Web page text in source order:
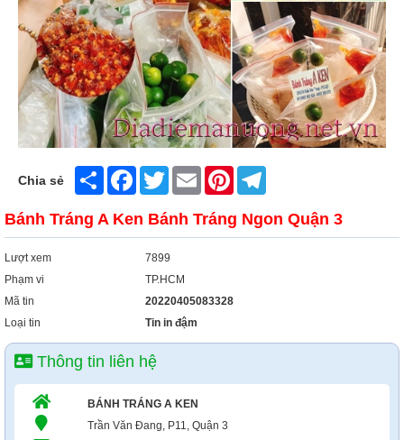
Chia sẻ Share FacebookTwitter Email Pinterest
Bánh Tráng A Ken Bánh Tráng Ngon Quận 3
Lượt xem
7899
Phạm vi
TP.HCM
Mã tin
20220405083328
Loại tin
Tin in đậm
Thông tin liên hệ
BÁNH TRÁNG A KEN
Trần Văn Đang, P11, Quận 3